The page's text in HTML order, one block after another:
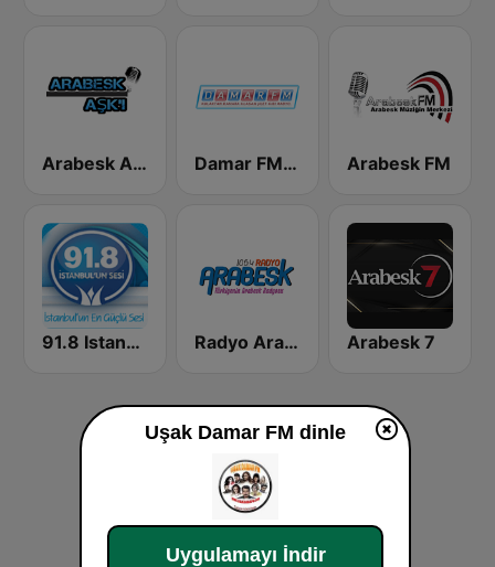
Arabesk Aski Damar FM Arabesk Radyo Arabesk FM
91.8 Istanbul'un Sesi Radyo Arabesk Arabesk 7
Uşak Damar FM dinle
Uygulamayı İndir